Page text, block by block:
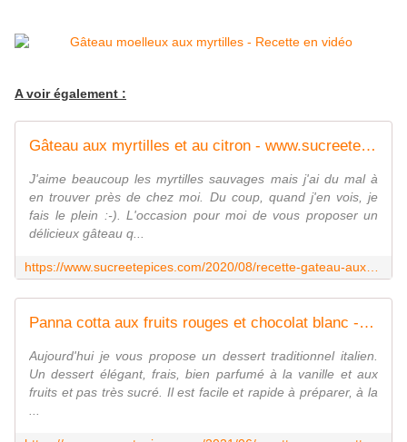
A voir également :
Gâteau aux myrtilles et au citron - www.sucreetepices.com
J'aime beaucoup les myrtilles sauvages mais j'ai du mal à
en trouver près de chez moi. Du coup, quand j'en vois, je
fais le plein :-). L'occasion pour moi de vous proposer un
délicieux gâteau q...
Panna cotta aux fruits rouges et chocolat blanc - Recette en vidéo - www.sucreetepices.com
Aujourd'hui je vous propose un dessert traditionnel italien.
Un dessert élégant, frais, bien parfumé à la vanille et aux
fruits et pas très sucré. Il est facile et rapide à préparer, à la